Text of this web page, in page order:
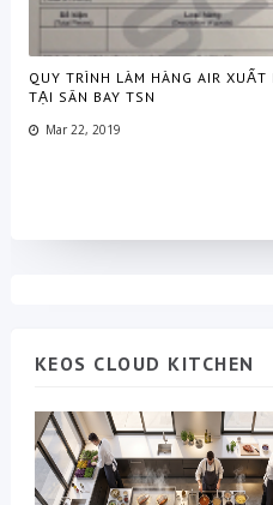
QUY TRÌNH LÀM HÀNG AIR XUẤT
TẠI SÂN BAY TSN
Mar 22, 2019
KEOS CLOUD KITCHEN